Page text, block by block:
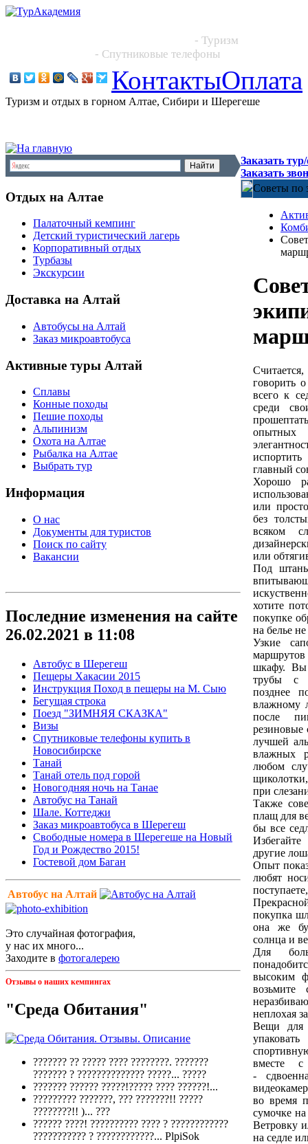
- Туризм
- Спутниковые телефоны
КонтактыОплата
Туризм и отдых в горном Алтае, Сибири и Шерегеше
Отдых на Алтае
Палаточный кемпинг
Детский туристический лагерь
Корпоративный отдых
Турбазы
Экскурсии
Доставка на Алтай
Автобусы на Алтай
Заказ микроавтобуса
Активные туры Алтай
Сплавы
Конные походы
Пешие походы
Альпинизм
Охота на Алтае
Рыбалка на Алтае
Выбрать тур
Информация
О нас
Документы для туристов
Поиск по сайту
Вакансии
Последние изменения на сайте
26.02.2021 в 11:08
Автобус в Шерегеш
Пещеры Хакасии 2015
Инструкция Поход в пещеры на М. Сыю
Бегущая строка
Поезд "ЗИМНЯЯ СКАЗКА"
Визы
Спутниковые телефоны купить в
Новосибирске
Танай
Танай отель под горой
Новогодняя ночь на Танае
Автобус на Танай
Шале. Коттеджи
Заказ микроавтобуса в Шерегеш
Свободные номера в Шерегеше на Новый
Год и Рождество 2015!
Гостевой дом Баган
Автобус на Алтай
Это случайная фотография,
у нас их много...
Заходите в фотогалерею
Отзывы о наших кемпингах
"Среда Обитания"
??????? ?? ????? ???? ????????. ???????
??????? ? ?????????????? ?????... ?????
??????? ?????? ?????!????? ???? ??????!...
????????? ???????, ??? ???????!! ?????
????????!! )... ???
?????? ????! ?????????? ???? ? ????????????
??????????? ? ????????????... PlpiSok
Заказать
Заказать
Советы по
говорить
всего к
среди
опытных
главный
Хорошо
или
без
всяком
или
Под штаны
хотите
покупке
на белье
Узкие
шкафу. Вы
трубы с
позднее
влажному
после
резиновые
лучшей
влажных
любом
при
Также
плащ для
бы все
другие
Опыт
любят
покупка
она же
солнца и
Для
высоким
неплохая
Вещи для
вместе с
-
во время
сумочке
Ветровку
на седле